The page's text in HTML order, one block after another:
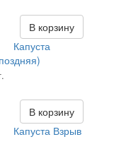
В корзину
Капуста
В корзину
Капуста Взрыв